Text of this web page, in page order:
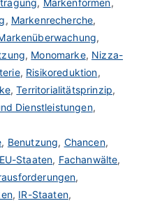
, Markenformen,
, Markenrecherche,
,
, Monomarke, Nizza-
, Risikoreduktion,
,Territorialitätsprinzip,
Dienstleistungen,
, Benutzung, Chancen,
EU-Staaten, Fachanwälte,
,
, IR-Staaten,